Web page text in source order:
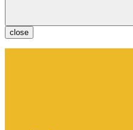
close